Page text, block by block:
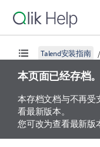
Talend安装指南
本页面已经存档。
本存档文档与不再受
看最新版本。
您可改为查看最新版